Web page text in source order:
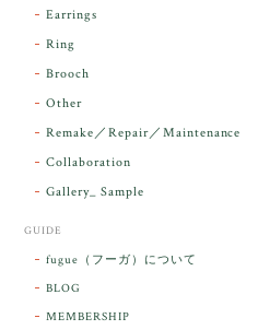
こそ この度は誠にあ
Earrings
Ring
Brooch
Other
Remake／Repair／Maintenance
Collaboration
Gallery_ Sample
GUIDE
fugue（フーガ）について
BLOG
MEMBERSHIP